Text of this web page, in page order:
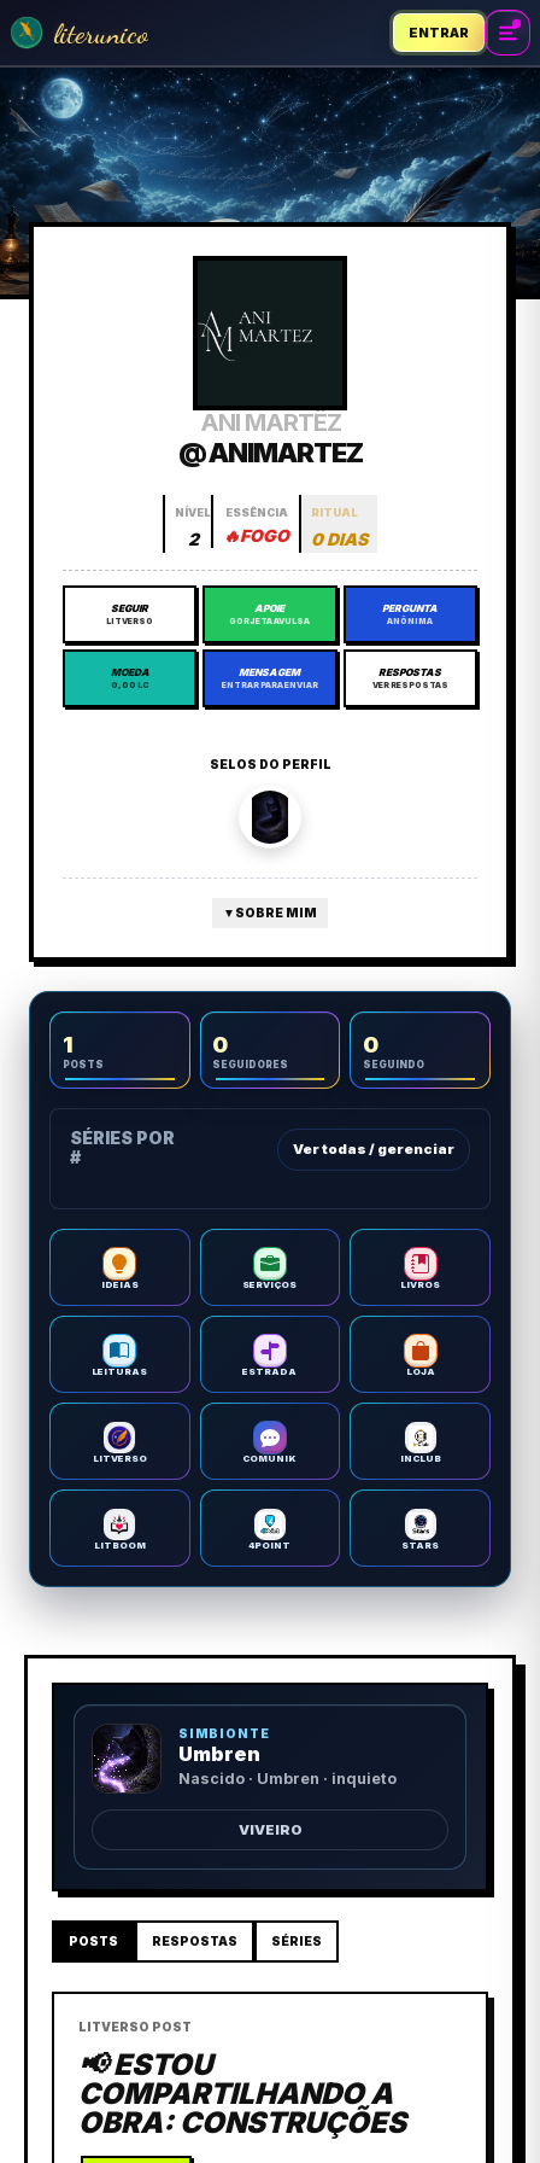
literunico ENTRAR
ANI MARTÊZ
@ ANIMARTEZ
NÍVEL
2
ESSÊNCIA
🔥FOGO
RITUAL
0 DIAS
SEGUIR
LITVERSO
APOIE
GORJETA AVULSA
PERGUNTA
ANÔNIMA
MOEDA
0,00 LC
MENSAGEM
ENTRAR PARA ENVIAR
RESPOSTAS
VER RESPOSTAS
SELOS DO PERFIL
▼ SOBRE MIM
1
POSTS
0
SEGUIDORES
0
SEGUINDO
SÉRIES POR
#
Ver todas / gerenciar
IDEIAS SERVIÇOS LIVROS
LEITURAS ESTRADA LOJA
LITVERSO COMUNIK INCLUB
LITBOOM 4POINT STARS
SIMBIONTE
Umbren
Nascido · Umbren · inquieto
VIVEIRO
POSTS RESPOSTAS SÉRIES
LITVERSO POST
📢 ESTOU
COMPARTILHANDO A
OBRA: CONSTRUÇÕES